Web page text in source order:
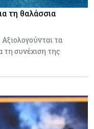
τη θαλάσσια
τα
τη συνέχιση της